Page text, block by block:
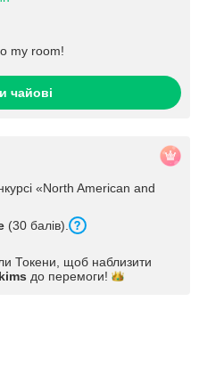
my room!
чайові
«North American and
(30 балів).
Токени, щоб наблизити
до перемоги!